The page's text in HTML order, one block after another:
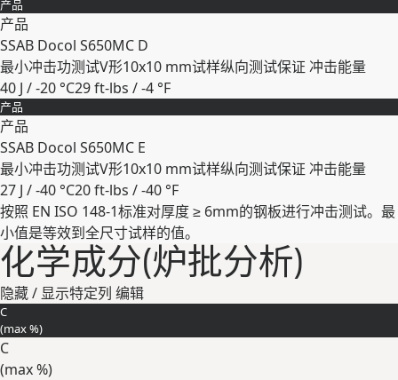
产品
产品
SSAB Docol S650MC D
最小冲击功测试V形10x10 mm试样纵向测试保证 冲击能量
40 J / -20 °C29 ft-lbs / -4 °F
展开
产品
产品
SSAB Docol S650MC E
最小冲击功测试V形10x10 mm试样纵向测试保证 冲击能量
27 J / -40 °C20 ft-lbs / -40 °F
展开
按照 EN ISO 148-1标准对厚度 ≥ 6mm的钢板进⾏冲击测试。最
⼩值是等效到全尺⼨试样的值。
化学成分(炉批分析)
隐藏 / 显示特定列 编辑
C
(max%)
C
(max%)